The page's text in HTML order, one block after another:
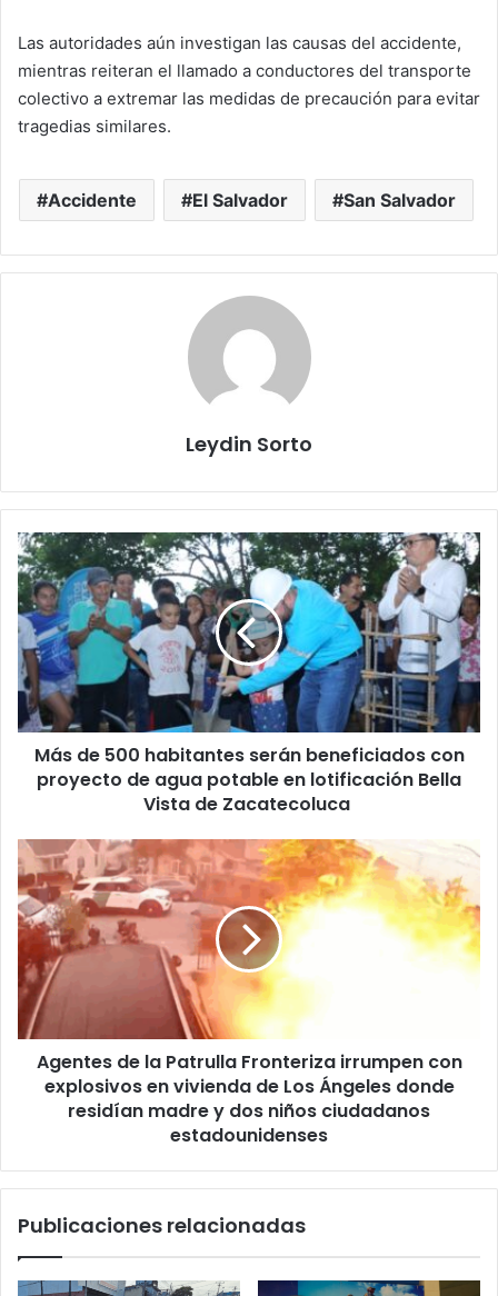
Las autoridades aún investigan las causas del accidente,
mientras reiteran el llamado a conductores del transporte
colectivo a extremar las medidas de precaución para evitar
tragedias similares.
Accidente El Salvador San Salvador
Leydin Sorto
Más
de
500
habitantes
serán
beneficiados
con
proyecto
de
agua
potable
Bella
Vista
de
Zacatecoluca
Más de 500 habitantes serán beneficiados con
proyecto de agua potable en lotificación Bella
Vista de Zacatecoluca
Agentes
de
la
Patrulla
Fronteriza
irrumpen
con
explosivos
en
vivienda
residían
y
Agentes de la Patrulla Fronteriza irrumpen con
explosivos en vivienda de Los Ángeles donde
residían madre y dos niños ciudadanos
estadounidenses
Publicaciones relacionadas